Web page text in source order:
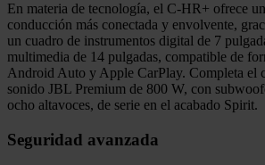
En materia de tecnología, el C-HR+ ofrece
conducción más conectada y envolvente,
un cuadro de instrumentos digital de 7
multimedia de 14 pulgadas, compatible de
Android Auto y Apple CarPlay. Completa el
sonido JBL Premium de 800 W, con
ocho altavoces, de serie en el acabado Spirit.
Seguridad avanzada